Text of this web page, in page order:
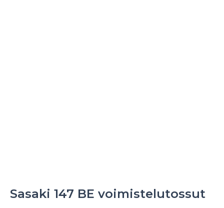
Sasaki 147 BE voimistelutossut